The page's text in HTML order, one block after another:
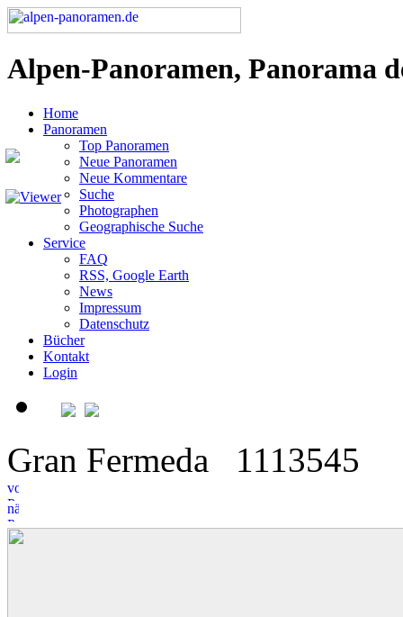
Alpen-Panoramen, Panorama
Home
Panoramen
Top Panoramen
Neue Panoramen
Neue Kommentare
Suche
Photographen
Geographische Suche
Service
FAQ
RSS, Google Earth
News
Impressum
Datenschutz
Bücher
Kontakt
Login
Gran Fermeda 1113545